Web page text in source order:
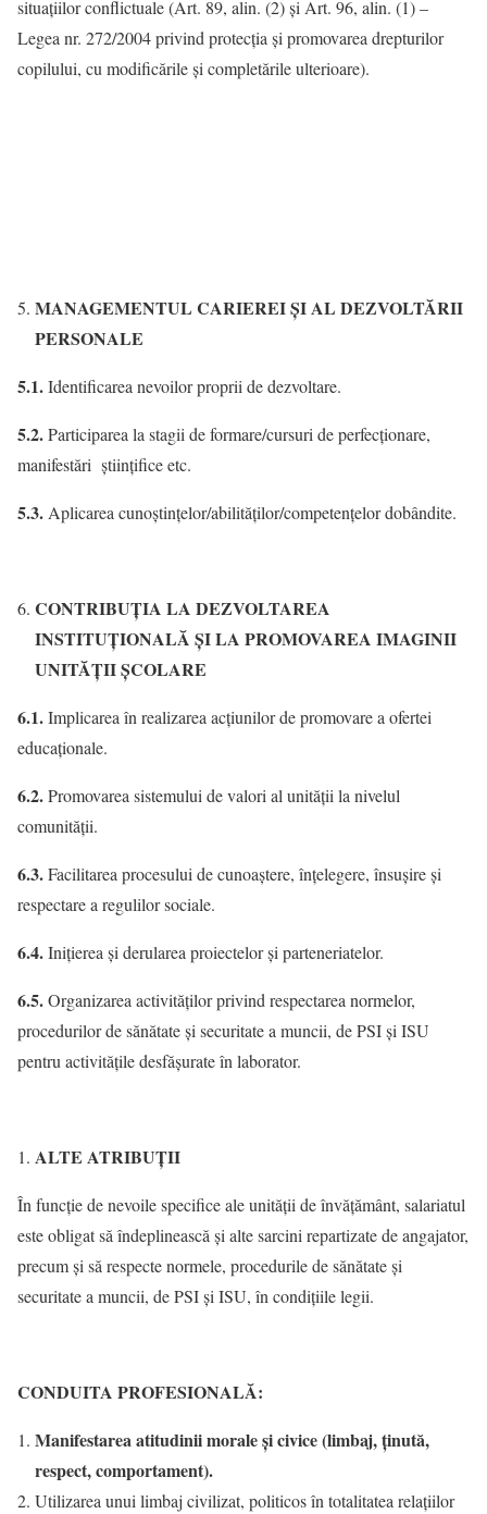
situaţiilor conflictuale (Art. 89, alin. (2) şi Art. 96, alin. (1) –
Legea nr. 272/2004 privind protecţia şi promovarea drepturilor
copilului, cu modificările și completările ulterioare).
MANAGEMENTUL CARIEREI ŞI AL DEZVOLTĂRII
PERSONALE
5.1.Identificarea nevoilor proprii de dezvoltare.
5.2.Participarea la stagii de formare/cursuri de perfecţionare,
manifestări ştiinţifice etc.
5.3. Aplicarea cunoştinţelor/abilităţilor/competenţelor dobândite.
CONTRIBUŢIA LA DEZVOLTAREA
INSTITUŢIONALĂ ŞI LA PROMOVAREA IMAGINII
UNITĂŢII ŞCOLARE
6.1.Implicarea în realizarea acţiunilor de promovare a ofertei
educaţionale.
6.2.Promovarea sistemului de valori al unității la nivelul
comunităţii.
6.3.Facilitarea procesului de cunoaştere, înţelegere, însuşire şi
respectare a regulilor sociale.
6.4.Iniţierea şi derularea proiectelor şi parteneriatelor.
6.5.Organizarea activităţilor privind respectarea normelor,
procedurilor de sănătate şi securitate a muncii, de PSI şi ISU
pentru activităţile desfăşurate în laborator.
ALTE ATRIBUŢII
În funcţie de nevoile specifice ale unităţii de învăţământ, salariatul
este obligat să îndeplinească şi alte sarcini repartizate de angajator,
precum şi să respecte normele, procedurile de sănătate şi
securitate a muncii, de PSI şi ISU, în condiţiile legii.
CONDUITA PROFESIONALĂ:
Manifestarea atitudinii morale și civice (limbaj, ținută,
respect, comportament).
Utilizarea unui limbaj civilizat, politicos în totalitatea relațiilor